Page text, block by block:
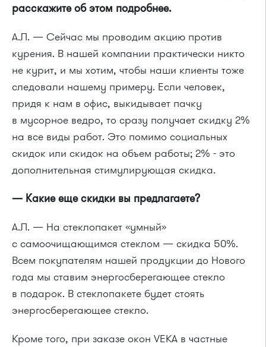
расскажите об этом подробнее.
А.Л. — Сейчас мы проводим акцию против
курения. В нашей компании практически никто
не курит, и мы хотим, чтобы наши клиенты тоже
следовали нашему примеру. Если человек,
придя к нам в офис, выкидывает пачку
в мусорное ведро, то сразу получает скидку 2%
на все виды работ. Это помимо социальных
скидок или скидок на объем работы; 2% - это
дополнительная стимулирующая скидка.
— Какие еще скидки вы предлагаете?
А.Л. — На стеклопакет «умный»
с самоочищающимся стеклом — скидка 50%.
Всем покупателям нашей продукции до Нового
года мы ставим энергосберегающее стекло
в подарок. В стеклопакете будет стоять
энергосберегающее стекло.
Кроме того, при заказе окон VEKA в частные